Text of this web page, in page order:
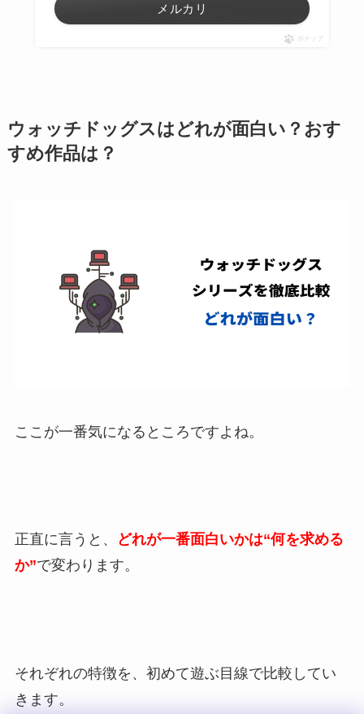
メルカリ
ポチップ
ウォッチドッグスはどれが面白い？おす
すめ作品は？
ここが一番気になるところですよね。
正直に言うと、
どれが一番面白いかは“何を求める
か”で変わります。
それぞれの特徴を、初めて遊ぶ目線で比較してい
きます。